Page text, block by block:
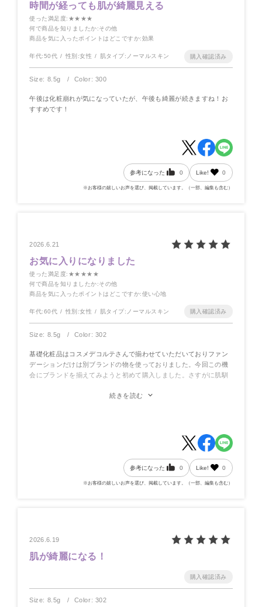
時間が経っても肌が綺麗見える
使った満足度:★★★★
何で商品を知りましたか:その他
商品を気に入ったポイントはどこですか:効果
年代:50代 性別:女性 肌タイプ: ノーマルスキン
Size: 8.5g Color: 300
午後は化粧崩れが気になっていたが、午後も綺麗が続きますね！お
すすめです！
参考になった 0 Like! 0
※お客様の嬉しいお声を選び、掲載しています。（一部、編集も含む）
2026.6.21
お気に入りになりました
使った満足度:★★★★★
何で商品を知りましたか:その他
商品を気に入ったポイントはどこですか:使い心地
年代:60代 性別:女性 肌タイプ: ノーマルスキン
Size: 8.5g Color: 302
基礎化粧品はコスメデコルテさんで揃わせていただいておりファン
デーションだけは別ブランドの物を使っておりました。今回この機
会にブランドを揃えてみようと初めて購入しました。さすがに肌馴
らずさらっと心地よいです。さらに意外とリーズナブルで良かった
続きを読む
参考になった 0 Like! 0
※お客様の嬉しいお声を選び、掲載しています。（一部、編集も含む）
2026.6.19
肌が綺麗になる！
Size: 8.5g Color: 302